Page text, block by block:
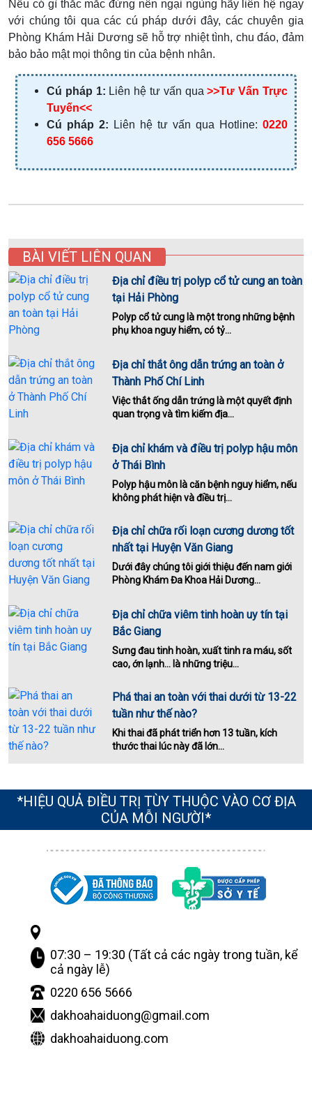
Nếu có gì thắc mắc đừng nên ngại ngùng hãy liên hệ ngay
với chúng tôi qua các cú pháp dưới đây, các chuyên gia
Phòng Khám Hải Dương sẽ hỗ trợ nhiệt tình, chu đáo, đảm
bảo bảo mật mọi thông tin của bệnh nhân.
Cú pháp 1: Liên hệ tư vấn qua>>Tư Vấn Trực
Tuyến<<
Cú pháp 2: Liên hệ tư vấn qua Hotline: 0220
656 5666
BÀI VIẾT LIÊN QUAN
Địa chỉ điều trị polyp cổ tử cung an toàn
tại Hải Phòng
Polyp cổ tử cung là một trong những bệnh
phụ khoa nguy hiểm, có tỷ...
Địa chỉ thắt ông dẫn trứng an toàn ở
Thành Phố Chí Linh
Việc thắt ống dẫn trứng là một quyết định
quan trọng và tìm kiếm địa...
Địa chỉ khám và điều trị polyp hậu môn
ở Thái Bình
Polyp hậu môn là căn bệnh nguy hiểm, nếu
không phát hiện và điều trị...
Địa chỉ chữa rối loạn cương dương tốt
nhất tại Huyện Văn Giang
Dưới đây chúng tôi giới thiệu đến nam giới
Phòng Khám Đa Khoa Hải Dương...
Địa chỉ chữa viêm tinh hoàn uy tín tại
Bắc Giang
Sưng đau tinh hoàn, xuất tinh ra máu, sốt
cao, ớn lạnh… là những triệu...
Phá thai an toàn với thai dưới từ 13-22
tuần như thế nào?
Khi thai đã phát triển hơn 13 tuần, kích
thước thai lúc này đã lớn...
*HIỆU QUẢ ĐIỀU TRỊ TÙY THUỘC VÀO CƠ ĐỊA
CỦA MỖI NGƯỜI*
07:30 – 19:30 (Tất cả các ngày trong tuần, kể
cả ngày lễ)
0220 656 5666
dakhoahaiduong@gmail.com
dakhoahaiduong.com